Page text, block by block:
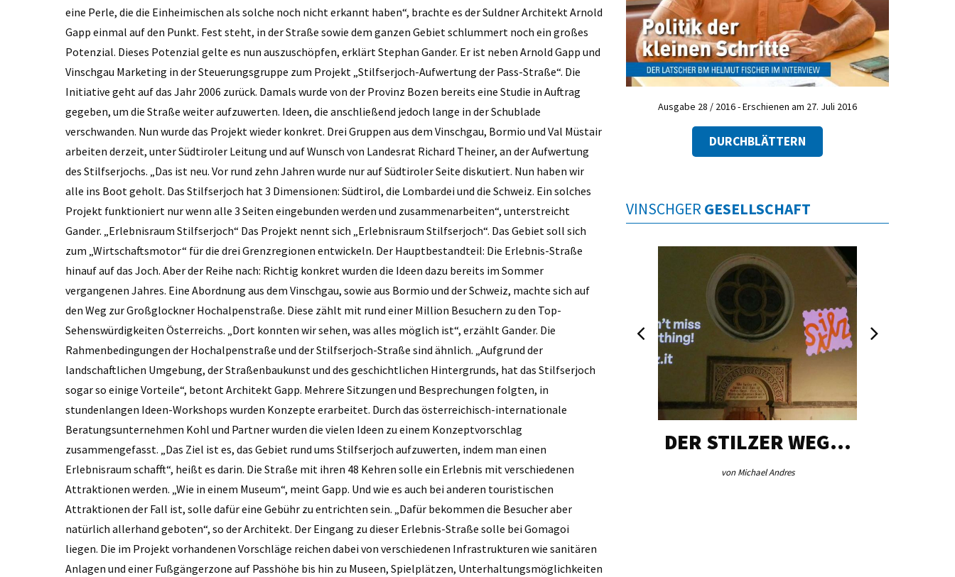
eine Perle, die die Einheimischen als solche noch nicht erkannt haben“, brachte es der Suldner Architekt Arnold
Gapp einmal auf den Punkt. Fest steht, in der Straße sowie dem ganzen Gebiet schlummert noch ein großes
Potenzial. Dieses Potenzial gelte es nun auszuschöpfen, erklärt Stephan Gander. Er ist neben Arnold Gapp und
Vinschgau Marketing in der Steuerungsgruppe zum Projekt „Stilfserjoch-Aufwertung der Pass-Straße“. Die
Initiative geht auf das Jahr 2006 zurück. Damals wurde von der Provinz Bozen bereits eine Studie in Auftrag
gegeben, um die Straße weiter aufzuwerten. Ideen, die anschließend jedoch lange in der Schublade
verschwanden. Nun wurde das Projekt wieder konkret. Drei Gruppen aus dem Vinschgau, Bormio und Val Müstair
arbeiten derzeit, unter Südtiroler Leitung und auf Wunsch von Landesrat Richard Theiner, an der Aufwertung
des Stilfserjochs. „Das ist neu. Vor rund zehn Jahren wurde nur auf Südtiroler Seite diskutiert. Nun haben wir
alle ins Boot geholt. Das Stilfserjoch hat 3 Dimensionen: Südtirol, die Lombardei und die Schweiz. Ein solches
Projekt funktioniert nur wenn alle 3 Seiten eingebunden werden und zusammenarbeiten“, unterstreicht
Gander. „Erlebnisraum Stilfserjoch“ Das Projekt nennt sich „Erlebnisraum Stilfserjoch“. Das Gebiet soll sich
zum „Wirtschaftsmotor“ für die drei Grenzregionen entwickeln. Der Hauptbestandteil: Die Erlebnis-Straße
hinauf auf das Joch. Aber der Reihe nach: Richtig konkret wurden die Ideen dazu bereits im Sommer
vergangenen Jahres. Eine Abordnung aus dem Vinschgau, sowie aus Bormio und der Schweiz, machte sich auf
den Weg zur Großglockner Hochalpenstraße. Diese zählt mit rund einer Million Besuchern zu den Top-
Sehenswürdigkeiten Österreichs. „Dort konnten wir sehen, was alles möglich ist“, erzählt Gander. Die
Rahmenbedingungen der Hochalpenstraße und der Stilfserjoch-Straße sind ähnlich. „Aufgrund der
landschaftlichen Umgebung, der Straßenbaukunst und des geschichtlichen Hintergrunds, hat das Stilfserjoch
sogar so einige Vorteile“, betont Architekt Gapp. Mehrere Sitzungen und Besprechungen folgten, in
stundenlangen Ideen-Workshops wurden Konzepte erarbeitet. Durch das österreichisch-internationale
Beratungsunternehmen Kohl und Partner wurden die vielen Ideen zu einem Konzeptvorschlag
zusammengefasst. „Das Ziel ist es, das Gebiet rund ums Stilfserjoch aufzuwerten, indem man einen
Erlebnisraum schafft“, heißt es darin. Die Straße mit ihren 48 Kehren solle ein Erlebnis mit verschiedenen
Attraktionen werden. „Wie in einem Museum“, meint Gapp. Und wie es auch bei anderen touristischen
Attraktionen der Fall ist, solle dafür eine Gebühr zu entrichten sein. „Dafür bekommen die Besucher aber
natürlich allerhand geboten“, so der Architekt. Der Eingang zu dieser Erlebnis-Straße solle bei Gomagoi
liegen. Die im Projekt vorhandenen Vorschläge reichen dabei von verschiedenen Infrastrukturen wie sanitären
Anlagen und einer Fußgängerzone auf Passhöhe bis hin zu Museen, Spielplätzen, Unterhaltungsmöglichkeiten
Ausgabe 28 / 2016 - Erschienen am 27. Juli 2016
DURCHBLÄTTERN
VINSCHGER GESELLSCHAFT
DER STILZER WEG…
von Michael Andres